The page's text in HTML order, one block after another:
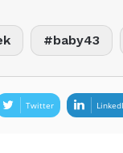
baby43
Twitter